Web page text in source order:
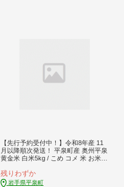
【先行予約受付中！】令和8年産 11
月以降順次発送！ 平泉町産 奥州平泉
黄金米 白米5kg / こめ コメ 米 お米
【aoki011A】
残りわずか
岩手県平泉町